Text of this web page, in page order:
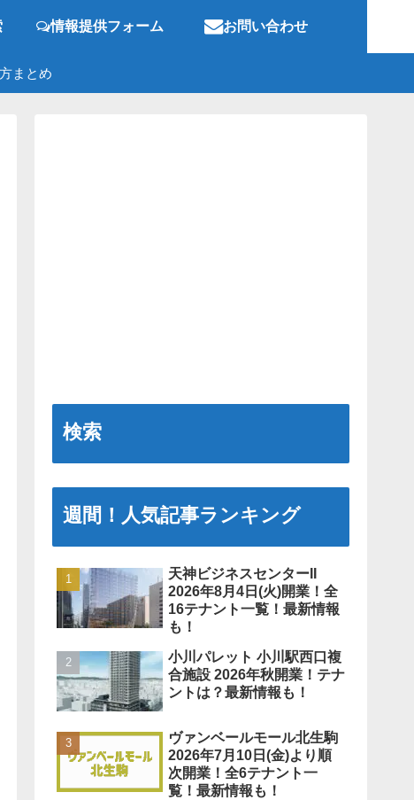
情報提供フォーム お問い合わせ
まとめ
検索
週間！人気記事ランキング
天神ビジネスセンターII
2026年8月4日(火)開業！全
16テナント一覧！最新情報
も！
小川パレット 小川駅西口複
合施設 2026年秋開業！テナ
ントは？最新情報も！
ヴァンベールモール北生駒
2026年7月10日(金)より順
次開業！全6テナント一
覧！最新情報も！